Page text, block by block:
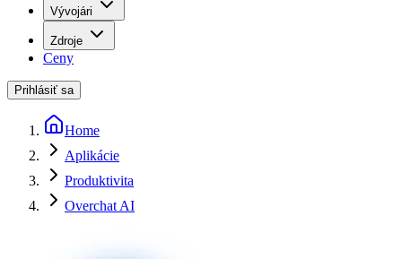
Vývojári
Zdroje
Ceny
Prihlásiť sa
Home
Aplikácie
Produktivita
Overchat AI